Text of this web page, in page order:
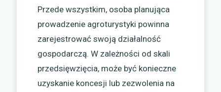
Przede wszystkim, osoba planująca
prowadzenie agroturystyki powinna
zarejestrować swoją działalność
gospodarczą. W zależności od skali
przedsięwzięcia, może być konieczne
uzyskanie koncesji lub zezwolenia na